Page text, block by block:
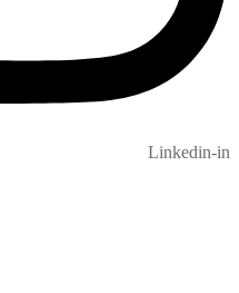
Linkedin-in